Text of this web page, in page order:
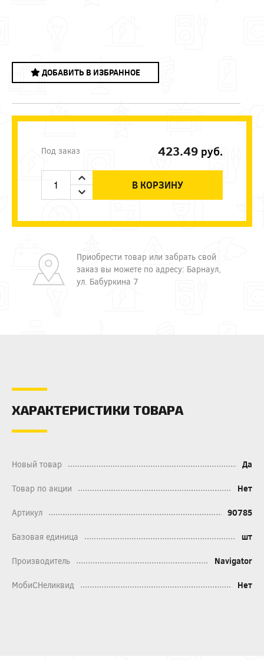
ДОБАВИТЬ В ИЗБРАННОЕ
Под заказ 423.49 руб.
В КОРЗИНУ
Приобрести товар или забрать свой
заказ вы можете по адресу: Барнаул,
ул. Бабуркина 7
ХАРАКТЕРИСТИКИ ТОВАРА
Новый товар Да
Товар по акции Нет
Артикул 90785
Базовая единица шт
Производитель Navigator
МобиСНеликвид Нет